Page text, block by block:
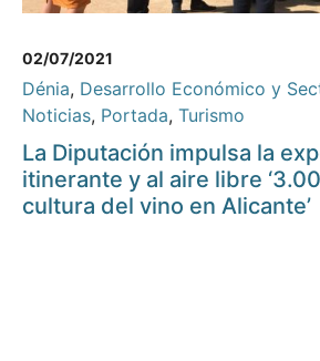
02/07/2021
Dénia, Desarrollo Económico y
Noticias, Portada, Turismo
La Diputación impulsa la
itinerante y al aire libre
cultura del vino en Alicante’